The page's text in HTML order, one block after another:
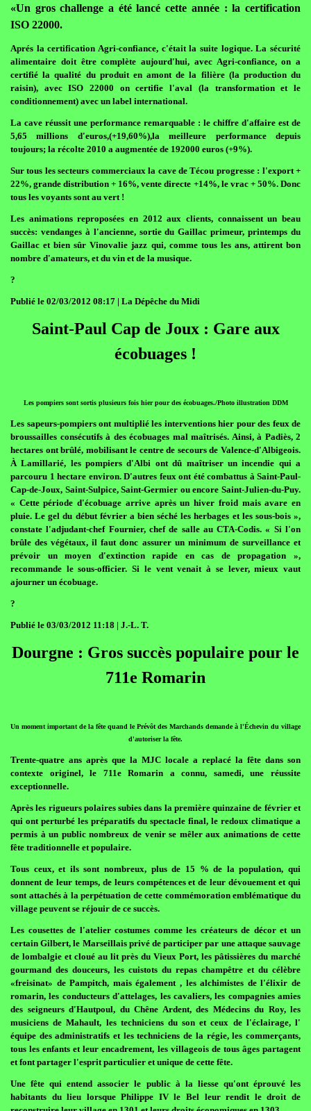
«Un gros challenge a été lancé cette année : la certification
ISO 22000.
Aprés la certification Agri-confiance, c'était la suite logique. La sécurité
alimentaire doit être complète aujourd'hui, avec Agri-confiance, on a
certifié la qualité du produit en amont de la filière (la production du
raisin), avec ISO 22000 on certifie l'aval (la transformation et le
conditionnement) avec un label international.
La cave réussit une performance remarquable : le chiffre d'affaire est de
5,65 millions d'euros,(+19,60%),la meilleure performance depuis
toujours; la récolte 2010 a augmentée de 192000 euros (+9%).
Sur tous les secteurs commerciaux la cave de Técou progresse : l'export +
22%, grande distribution + 16%, vente directe +14%, le vrac + 50%. Donc
tous les voyants sont au vert !
Les animations reproposées en 2012 aux clients, connaissent un beau
succès: vendanges à l'ancienne, sortie du Gaillac primeur, printemps du
Gaillac et bien sûr Vinovalie jazz qui, comme tous les ans, attirent bon
nombre d'amateurs, et du vin et de la musique.
?
Publié le 02/03/2012 08:17 | La Dépêche du Midi
Saint-Paul Cap de Joux : Gare aux
écobuages !
Les pompiers sont sortis plusieurs fois hier pour des écobuages./Photo illustration DDM
Les sapeurs-pompiers ont multiplié les interventions hier pour des feux de
broussailles consécutifs à des écobuages mal maîtrisés. Ainsi, à Padiès, 2
hectares ont brûlé, mobilisant le centre de secours de Valence-d'Albigeois.
À Lamillarié, les pompiers d'Albi ont dû maîtriser un incendie qui a
parcouru 1 hectare environ. D'autres feux ont été combattus à Saint-Paul-
Cap-de-Joux, Saint-Sulpice, Saint-Germier ou encore Saint-Julien-du-Puy.
« Cette période d'écobuage arrive après un hiver froid mais avare en
pluie. Le gel du début février a bien séché les herbages et les sous-bois »,
constate l'adjudant-chef Fournier, chef de salle au CTA-Codis. « Si l'on
brûle des végétaux, il faut donc assurer un minimum de surveillance et
prévoir un moyen d'extinction rapide en cas de propagation »,
recommande le sous-officier. Si le vent venait à se lever, mieux vaut
ajourner un écobuage.
?
Publié le 03/03/2012 11:18 | J.-L. T.
Dourgne : Gros succès populaire pour le
711e Romarin
Un moment important de la fête quand le Prévôt des Marchands demande à l'Échevin du village
d'autoriser la fête.
Trente-quatre ans après que la MJC locale a replacé la fête dans son
contexte originel, le 711e Romarin a connu, samedi, une réussite
exceptionnelle.
Après les rigueurs polaires subies dans la première quinzaine de février et
qui ont perturbé les préparatifs du spectacle final, le redoux climatique a
permis à un public nombreux de venir se mêler aux animations de cette
fête traditionnelle et populaire.
Tous ceux, et ils sont nombreux, plus de 15 % de la population, qui
donnent de leur temps, de leurs compétences et de leur dévouement et qui
sont attachés à la perpétuation de cette commémoration emblématique du
village peuvent se réjouir de ce succès.
Les cousettes de l'atelier costumes comme les créateurs de décor et un
certain Gilbert, le Marseillais privé de participer par une attaque sauvage
de lombalgie et cloué au lit près du Vieux Port, les pâtissières du marché
gourmand des douceurs, les cuistots du repas champêtre et du célèbre
«freisinat» de Pampitch, mais également , les alchimistes de l'élixir de
romarin, les conducteurs d'attelages, les cavaliers, les compagnies amies
des seigneurs d'Hautpoul, du Chêne Ardent, des Médecins du Roy, les
musiciens de Mahault, les techniciens du son et ceux de l'éclairage, l'
équipe des administratifs et les techniciens de la régie, les commerçants,
tous les enfants et leur encadrement, les villageois de tous âges partagent
et font partager l'esprit particulier et unique de cette fête.
Une fête qui entend associer le public à la liesse qu'ont éprouvé les
habitants du lieu lorsque Philippe IV le Bel leur rendit le droit de